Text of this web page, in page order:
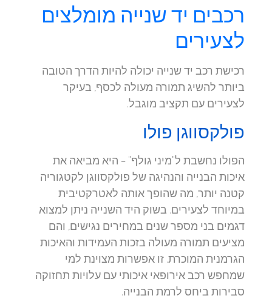
רכבים יד שנייה מומלצים
לצעירים
רכישת רכב יד שנייה יכולה להיות הדרך הטובה
ביותר להשיג תמורה מעולה לכסף, בעיקר
לצעירים עם תקציב מוגבל.
פולקסווגן פולו
הפולו נחשבת ל"מיני גולף" – היא מביאה את
איכות הבנייה והנהיגה של פולקסווגן לקטגוריה
קטנה יותר, מה שהופך אותה לאטרקטיבית
במיוחד לצעירים. בשוק היד השנייה ניתן למצוא
דגמים בני מספר שנים במחירים נגישים, והם
מציעים תמורה מעולה בזכות העמידות והאיכות
הגרמנית המוכרת. זו אפשרות מצוינת למי
שמחפש רכב אירופאי איכותי עם עלויות תחזוקה
סבירות ביחס לרמת הבנייה.